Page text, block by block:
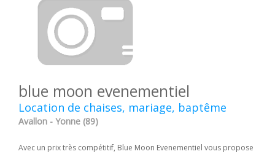
blue moon evenementiel
Location de chaises, mariage, baptême
Avallon - Yonne (89)
Avec un prix très compétitif, Blue Moon Evenementiel vous propose